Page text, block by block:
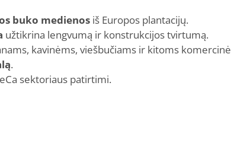
buko medienos iš Europos plantacijų.
užtikrina lengvumą ir konstrukcijos tvirtumą.
kavinėms, viešbučiams ir kitoms
.
sektoriaus patirtimi.